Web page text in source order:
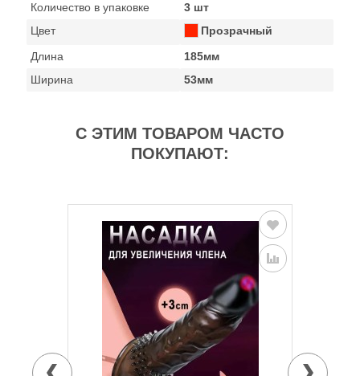
Количество в упаковке
3 шт
Цвет
Прозрачный
Длина
185мм
Ширина
53мм
С ЭТИМ ТОВАРОМ ЧАСТО
ПОКУПАЮТ: